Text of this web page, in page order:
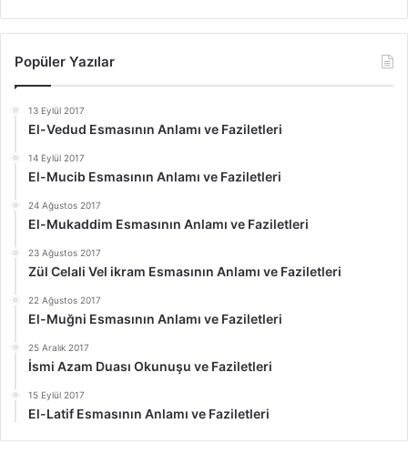
Popüler Yazılar
13 Eylül 2017
El-Vedud Esmasının Anlamı ve Faziletleri
14 Eylül 2017
El-Mucib Esmasının Anlamı ve Faziletleri
24 Ağustos 2017
El-Mukaddim Esmasının Anlamı ve Faziletleri
23 Ağustos 2017
Zül Celali Vel ikram Esmasının Anlamı ve Faziletleri
22 Ağustos 2017
El-Muğni Esmasının Anlamı ve Faziletleri
25 Aralık 2017
İsmi Azam Duası Okunuşu ve Faziletleri
15 Eylül 2017
El-Latif Esmasının Anlamı ve Faziletleri